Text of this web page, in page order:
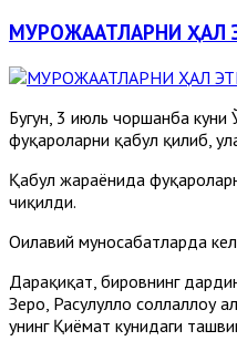
МУРОЖААТЛАРНИ ҲАЛ
Бугун, 3 июль чоршанба
фуқароларни қабул қилиб,
Қабул жараёнида
чиқилди.
Оилавий муносабатларда
Дарҳақиқат, бировнинг
Зеро, Расулуллоҳ соллаллоҳу
унинг Қиёмат кунидаги